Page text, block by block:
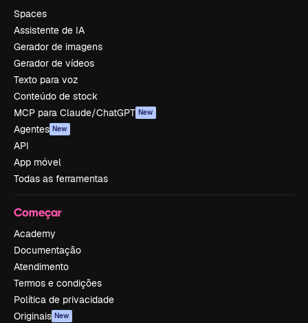
Spaces
Assistente de IA
Gerador de imagens
Gerador de vídeos
Texto para voz
Conteúdo de stock
MCP para Claude/ChatGPT New
Agentes New
API
App móvel
Todas as ferramentas
Começar
Academy
Documentação
Atendimento
Termos e condições
Política de privacidade
Originais New